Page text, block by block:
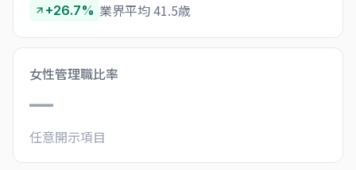
+26.7% 業界平均 41.5歳
女性管理職比率
—
任意開示項目